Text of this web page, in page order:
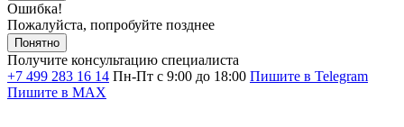
Ошибка!
Пожалуйста, попробуйте позднее
Понятно
Получите консультацию специалиста
+7 499 283 16 14 Пн-Пт с 9:00 до 18:00 Пишите в Telegram
Пишите в MAX